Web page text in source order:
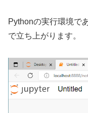
Pythonの実行環境で
で立ち上がります。